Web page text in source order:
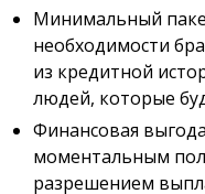
Минимальный
необходимости
из кредитной
людей, которые
Финансовая
моментальным
разрешением